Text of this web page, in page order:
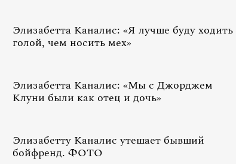
Элизабетта Каналис: «Я лучше буду ходить
голой, чем носить мех»
Элизабетта Каналис: «Мы с Джорджем
Клуни были как отец и дочь»
Элизабетту Каналис утешает бывший
бойфренд. ФОТО